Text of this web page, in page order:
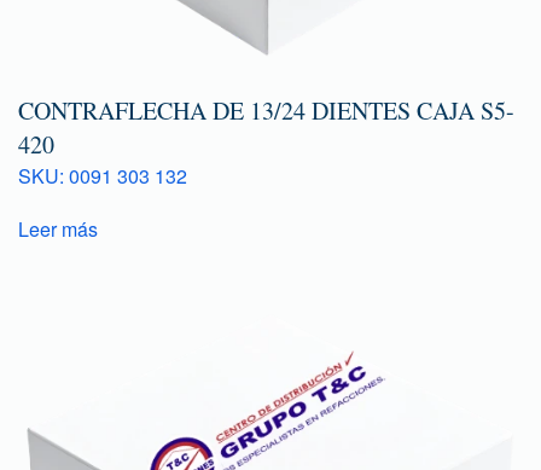
CONTRAFLECHA DE 13/24 DIENTES CAJA S5-
420
SKU: 0091 303 132
Leer más